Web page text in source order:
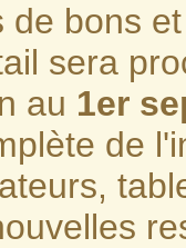
de bons
sera
au 1er
de